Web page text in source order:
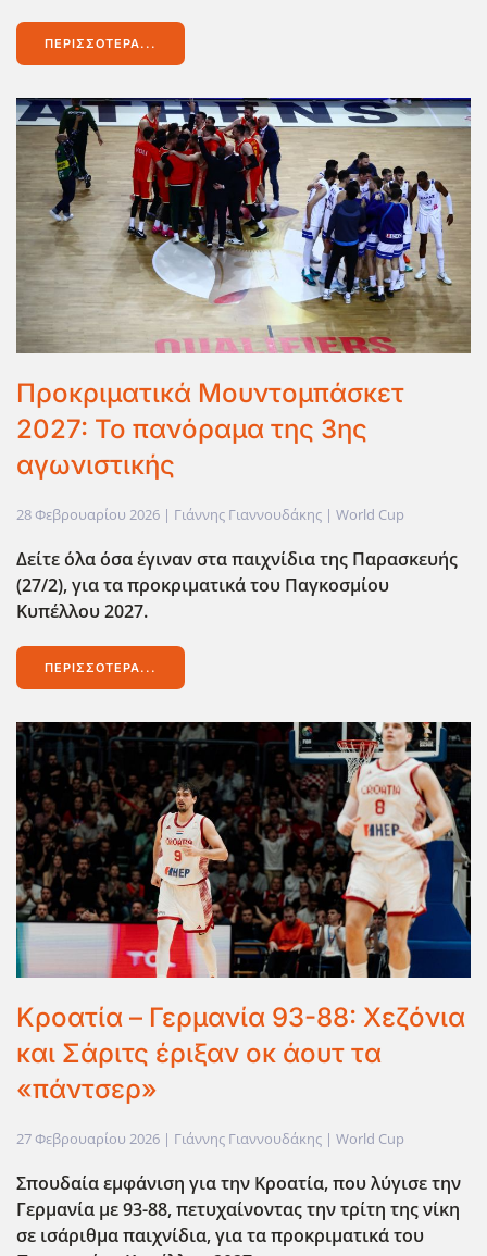
ΠΕΡΙΣΣΌΤΕΡΑ...
Προκριματικά Μουντομπάσκετ
2027: Το πανόραμα της 3ης
αγωνιστικής
28 Φεβρουαρίου 2026 | Γιάννης Γιαννουδάκης | World Cup
Δείτε όλα όσα έγιναν στα παιχνίδια της Παρασκευής
(27/2), για τα προκριματικά του Παγκοσμίου
Κυπέλλου 2027.
ΠΕΡΙΣΣΌΤΕΡΑ...
Κροατία – Γερμανία 93-88: Χεζόνια
και Σάριτς έριξαν οκ άουτ τα
«πάντσερ»
27 Φεβρουαρίου 2026 | Γιάννης Γιαννουδάκης | World Cup
Σπουδαία εμφάνιση για την Κροατία, που λύγισε την
Γερμανία με 93-88, πετυχαίνοντας την τρίτη της νίκη
σε ισάριθμα παιχνίδια, για τα προκριματικά του